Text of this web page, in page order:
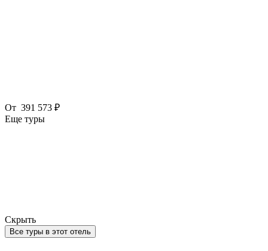
От 391 573 ₽
Еще туры
Скрыть
Все туры в этот отель